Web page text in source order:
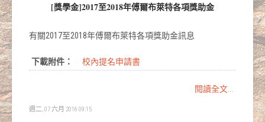
[獎學金]2017至2018年傅爾布萊特各項獎助金
有關2017至2018年傅爾布萊特各項獎助金訊息
下載附件： 校內提名申請書
閱讀全文...
週二, 07 六月 2016 09:15